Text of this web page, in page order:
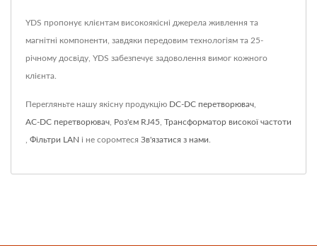
YDS пропонує клієнтам високоякісні джерела живлення та
магнітні компоненти, завдяки передовим технологіям та 25-
річному досвіду, YDS забезпечує задоволення вимог кожного
клієнта.
Перегляньте нашу якісну продукцію DC-DC перетворювач
AC-DC перетворювач Роз'єм RJ45 Трансформатор високої частоти
Фільтри LAN і не соромтеся Зв'язатися з нами